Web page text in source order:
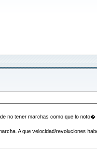
tener marchas como que lo noto�
A que velocidad/revoluciones